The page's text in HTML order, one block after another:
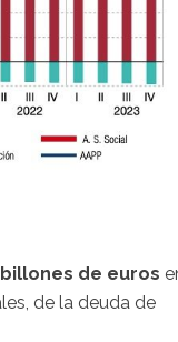
de euros
de la deuda de